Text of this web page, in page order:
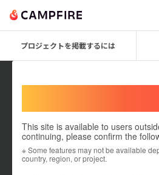
プロジェクトを掲載するには
This site is available to users
continuing, please confirm the
※ Some features may not be available
country, region, or project.